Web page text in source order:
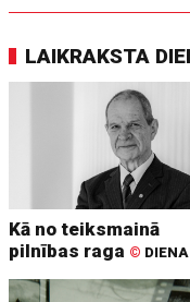
LAIKRAKSTA
Kā no teiksmainā
pilnības raga © DIENA